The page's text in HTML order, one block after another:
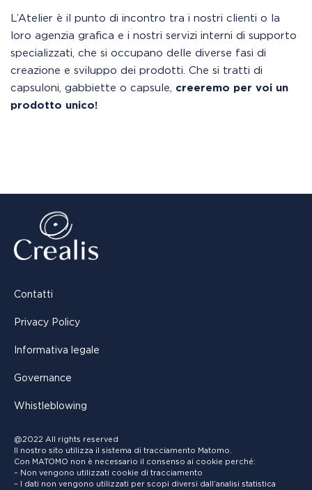
L’Atelier è il punto di incontro tra i nostri clienti o la
loro agenzia grafica e i nostri servizi interni di supporto
specializzati, che si occupano delle diverse fasi di
creazione e sviluppo dei prodotti. Che si tratti di
capsuloni, gabbiette o capsule, creeremo per voi un
prodotto unico!
Contatti
Privacy Policy
Informativa legale
Governance
Whistleblowing
@2022 All rights reserved
Il nostro sito utilizza il sistema di tracciamento Matomo.
Con MATOMO non è necessario il consenso ai cookie perché:
– Non vengono utilizzati cookie di tracciamento
– I dati non vengono utilizzati per scopi diversi dall’analisi statistica